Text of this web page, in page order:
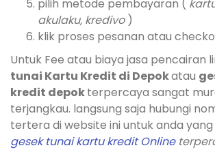
pilih metode pembayaran (
akulaku, kredivo)
klik proses pesanan atau
Untuk Fee atau biaya jasa pencairan
tunai Kartu Kredit di Depokatau
kredit depokterpercaya sangat
terjangkau. langsung saja hubungi
tertera di website ini untuk anda
gesek tunai kartu kredit Online